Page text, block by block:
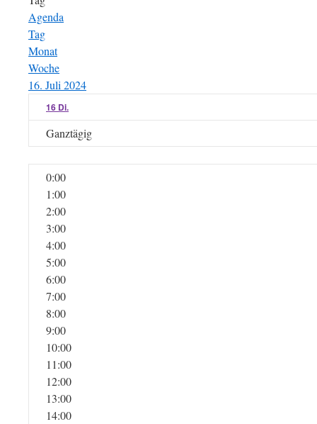
Agenda
Tag
Monat
Woche
16. Juli 2024
16 Di.
Ganztägig
0:00
1:00
2:00
3:00
4:00
5:00
6:00
7:00
8:00
9:00
10:00
11:00
12:00
13:00
14:00